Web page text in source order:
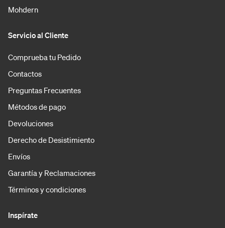
Mohdern
Servicio al Cliente
Comprueba tu Pedido
Contactos
Preguntas Frecuentes
Métodos de pago
Devoluciones
Derecho de Desistimiento
Envíos
Garantía y Reclamaciones
Términos y condiciones
Inspírate